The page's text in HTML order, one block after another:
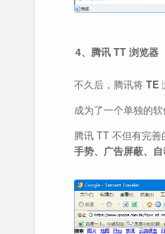
4、腾讯 TT 浏览器
不久后，腾讯将 TE
成为了一个单独的
腾讯 TT 不但有完善
手势、广告屏蔽、